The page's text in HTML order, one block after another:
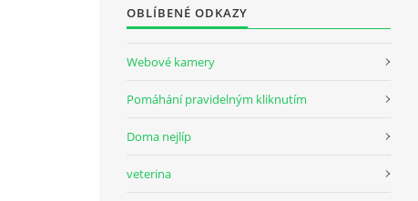
OBLÍBENÉ ODKAZY
Webové kamery
Pomáhání pravidelným kliknutím
Doma nejlíp
veterina